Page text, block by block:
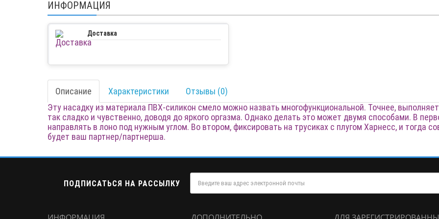
ИНФОРМАЦИЯ
Доставка
Описание Характеристики
Отзывы (0)
Эту насадку из материала ПВХ-силикон смело можно назвать многофункциональной. Точнее,
так сладко и чувственно, доводя до яркого оргазма. Однако делать это может двумя способами. В
направлять в лоно под нужным углом. Во втором, фиксировать на трусиках с плугом Харнесс, и тогда
будет ваш партнер/партнерша.
ПОДПИСАТЬСЯ НА РАССЫЛКУ